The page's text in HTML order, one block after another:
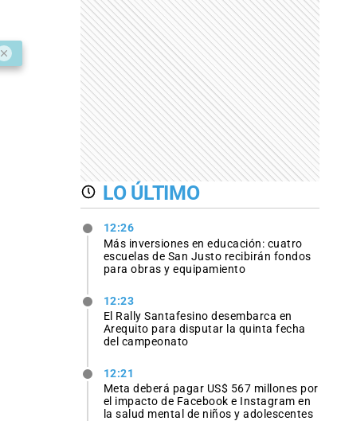
LO ÚLTIMO
12:26
Más inversiones en educación: cuatro
escuelas de San Justo recibirán fondos
para obras y equipamiento
12:23
El Rally Santafesino desembarca en
Arequito para disputar la quinta fecha
del campeonato
12:21
Meta deberá pagar US$ 567 millones por
el impacto de Facebook e Instagram en
la salud mental de niños y adolescentes